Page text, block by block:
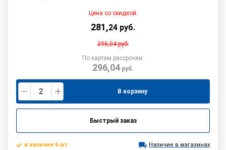
Цена со скидкой:
281,24 руб.
296,04руб.
По картам рассрочки:
296,04руб.
В корзину
Быстрый заказ
в наличии 6 шт. Наличие в магазинах